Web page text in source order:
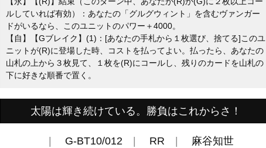
ルしていれば有効）：あなたの「グルグウィント」を含むヴァンガー
ドがいるなら、このユニットのパワー＋4000。
【自】【Gブレイク】(1)：[あなたの手札から１枚選び、捨てる]このユ
ニットが(R)に登場した時、コストを払ってよい。払ったら、あなたの
山札の上から３枚見て、１枚を(R)にコールし、残りのカードを山札の
下に好きな順番で置く。
太陽は輝き続けている。勝負はこれからさ！
G-BT10/012 RR 麻谷知世